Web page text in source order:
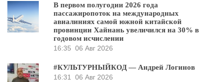
В первом полугодии 2026 года
пассажиропоток на международных
авиалиниях самой южной китайской
провинции Хайнань увеличился на 30% в
годовом исчислении
16:35 06 Авг 2026
#КУЛЬТУРНЫЙКОД — Андрей Логинов
16:31
06 Авг 2026